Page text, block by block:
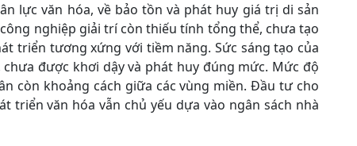
lực văn hóa, về bảo tồn và phát huy giá trị di sản
nghiệp giải trí còn thiếu tính tổng thể, chưa tạo
triển tương xứng với tiềm năng. Sức sáng tạo của
được khơi dậy và phát huy đúng mức. Mức độ
còn khoảng cách giữa các vùng miền. Đầu tư cho
triển văn hóa vẫn chủ yếu dựa vào ngân sách nhà